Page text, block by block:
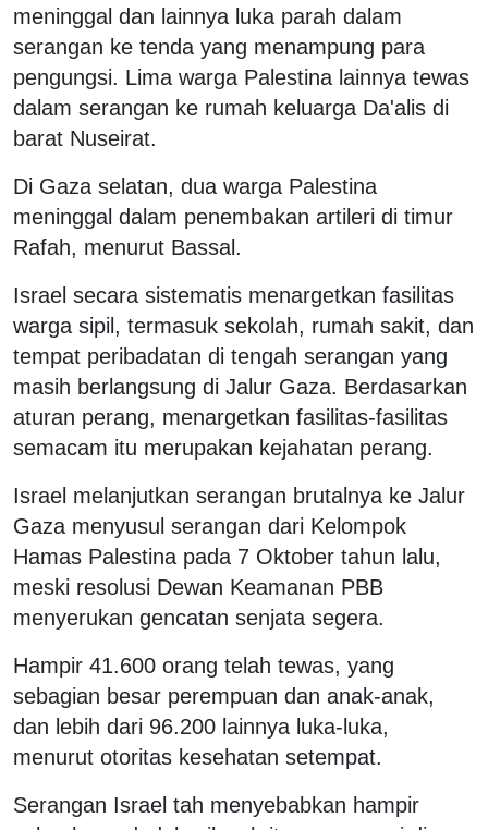
meninggal dan lainnya luka parah dalam
serangan ke tenda yang menampung para
pengungsi. Lima warga Palestina lainnya tewas
dalam serangan ke rumah keluarga Da'alis di
barat Nuseirat.
Di Gaza selatan, dua warga Palestina
meninggal dalam penembakan artileri di timur
Rafah, menurut Bassal.
Israel secara sistematis menargetkan fasilitas
warga sipil, termasuk sekolah, rumah sakit, dan
tempat peribadatan di tengah serangan yang
masih berlangsung di Jalur Gaza. Berdasarkan
aturan perang, menargetkan fasilitas-fasilitas
semacam itu merupakan kejahatan perang.
Israel melanjutkan serangan brutalnya ke Jalur
Gaza menyusul serangan dari Kelompok
Hamas Palestina pada 7 Oktober tahun lalu,
meski resolusi Dewan Keamanan PBB
menyerukan gencatan senjata segera.
Hampir 41.600 orang telah tewas, yang
sebagian besar perempuan dan anak-anak,
dan lebih dari 96.200 lainnya luka-luka,
menurut otoritas kesehatan setempat.
Serangan Israel tah menyebabkan hampir